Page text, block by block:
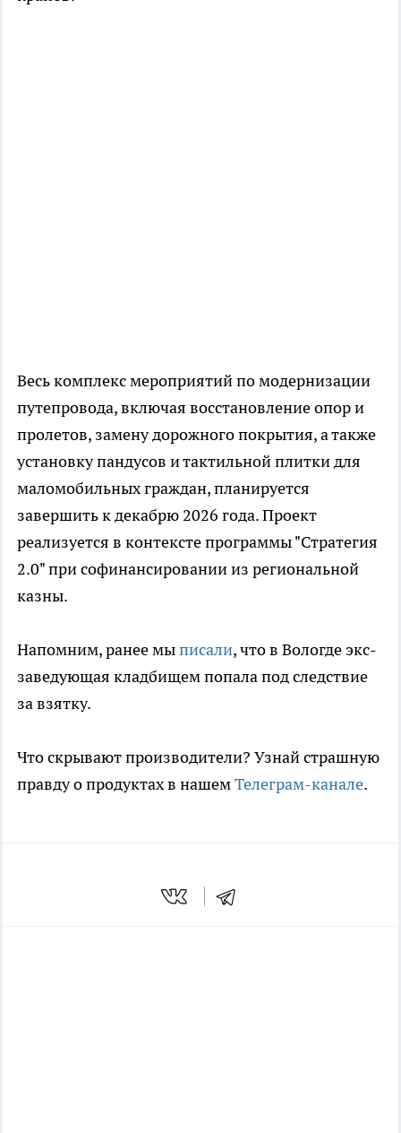
Весь комплекс мероприятий по модернизации
путепровода, включая восстановление опор и
пролетов, замену дорожного покрытия, а также
установку пандусов и тактильной плитки для
маломобильных граждан, планируется
завершить к декабрю 2026 года. Проект
реализуется в контексте программы "Стратегия
2.0" при софинансировании из региональной
казны.
Напомним, ранее мыписали, что в Вологде экс-
заведующая кладбищем попала под следствие
за взятку.
Что скрывают производители? Узнай страшную
правду о продуктах в нашемТелеграм-канале.